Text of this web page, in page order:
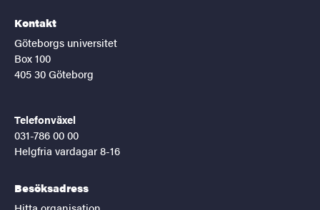
Kontakt
Göteborgs universitet
Box 100
405 30 Göteborg
Telefonväxel
031-786 00 00
Helgfria vardagar 8-16
Besöksadress